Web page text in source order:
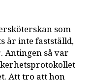
som
är inte fastställd,
Antingen så var
Att tro att hon